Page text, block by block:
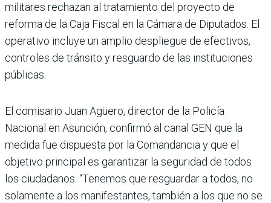
militares rechazan al tratamiento del pro­yecto de
reforma de la Caja Fiscal en la Cámara de Diputados. El
operativo incluye un amplio despliegue de efectivos,
controles de tránsito y resguardo de las instituciones
públicas.
El comisario Juan Agüero, director de la Policía
Nacional en Asunción, confirmó al canal GEN que la
medida fue dispuesta por la Comandan­cia y que el
objetivo principal es garantizar la seguridad de todos
los ciudadanos. “Tenemos que resguardar a todos, no
solamente a los manifestantes, también a los que no se